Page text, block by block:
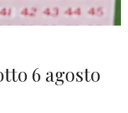
6 agosto